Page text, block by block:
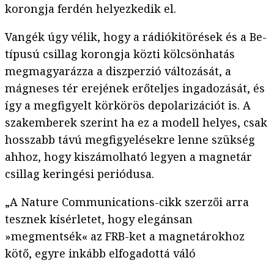
korongja ferdén helyezkedik el.
Vangék úgy vélik, hogy a rádiókitörések és a Be-
típusú csillag korongja közti kölcsönhatás
megmagyarázza a diszperzió változását, a
mágneses tér erejének erőteljes ingadozását, és
így a megfigyelt körkörös depolarizációt is. A
szakemberek szerint ha ez a modell helyes, csak
hosszabb távú megfigyelésekre lenne szükség
ahhoz, hogy kiszámolható legyen a magnetár
csillag keringési periódusa.
„A Nature Communications-cikk szerzői arra
tesznek kísérletet, hogy elegánsan
»megmentsék« az FRB-ket a magnetárokhoz
kötő, egyre inkább elfogadottá váló